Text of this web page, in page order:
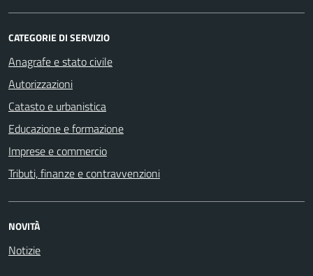
CATEGORIE DI SERVIZIO
Anagrafe e stato civile
Autorizzazioni
Catasto e urbanistica
Educazione e formazione
Imprese e commercio
Tributi, finanze e contravvenzioni
NOVITÀ
Notizie